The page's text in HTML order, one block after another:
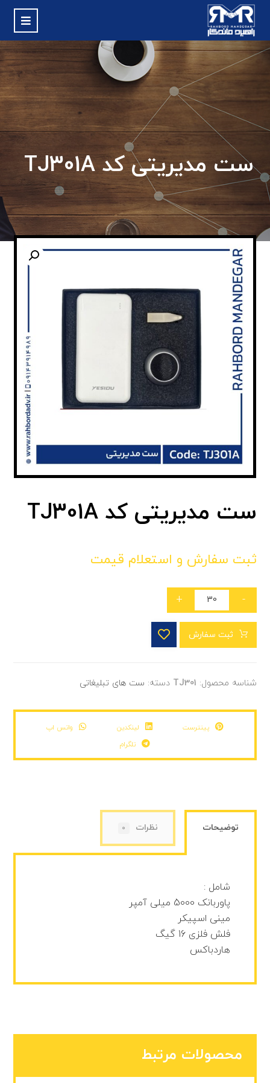
ست مدیریتی کد TJ301A
ست مدیریتی کد TJ301A
ثبت سفارش و استعلام قیمت
-
+
ثبت سفارش
شناسه محصول: TJ301 دسته: ست های تبلیغاتی
پینترست لینکدین
واتس اپ
تلگرام
توضیحات نظرات 0
شامل :
پاوربانک 5000 میلی آمپر
مینی اسپیکر
فلش فلزی 16 گیگ
هاردباکس
محصولات مرتبط